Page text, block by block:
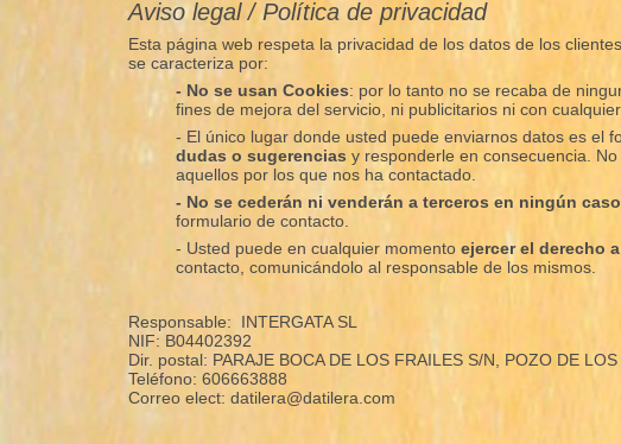
Aviso legal / Política de privacidad
Esta página web respeta la privacidad de los datos de los
se caracteriza por:
- No se usan Cookies: por lo tanto no se recaba de
fines de mejora del servicio, ni publicitarios ni con cualquier
- El único lugar donde usted puede enviarnos datos es el
dudas o sugerencias y responderle en consecuencia.
aquellos por los que nos ha contactado.
- No se cederán ni venderán a terceros en ningún
formulario de contacto.
- Usted puede en cualquier momento ejercer el derecho
contacto, comunicándolo al responsable de los mismos.
Responsable: INTERGATA SL
NIF: B04402392
Dir. postal: PARAJE BOCA DE LOS FRAILES S/N, POZO DE
Teléfono: 606663888
Correo elect: datilera@datilera.com